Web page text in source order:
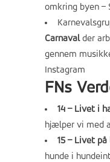
omkring byen –
Carnavalder
gennem
Instagram
FNs
14 – Livet i
hjælper vi med
15 – Livet på
hunde i